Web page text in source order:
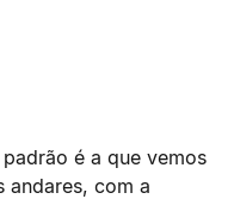
é a que vemos
andares, com a